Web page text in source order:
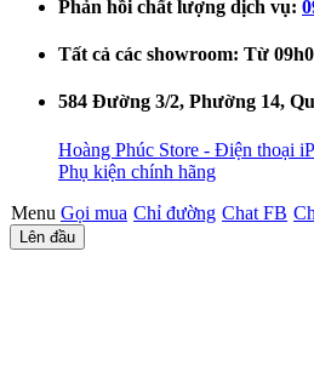
Phản hồi chất lượng dịch vụ:
Tất cả các showroom: Từ
584 Đường 3/2, Phường 14,
Hoàng Phúc Store - Điện thoại
Phụ kiện chính hãng
Menu Gọi mua Chỉ đường Chat FB
Lên đầu